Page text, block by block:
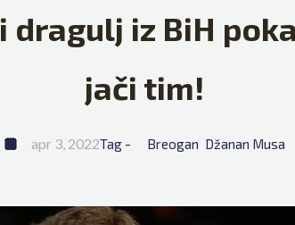
iz BiH
jači tim!
apr 3, 2022Tag - Breogan Džanan Musa